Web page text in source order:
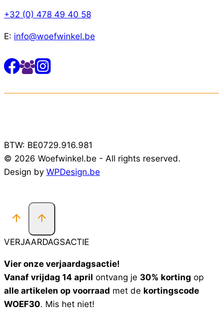
+32 (0) 478 49 40 58
E: info@woefwinkel.be
BTW: BE0729.916.981
© 2026 Woefwinkel.be - All rights reserved.
Design by WPDesign.be
VERJAARDAGSACTIE
Vier onze verjaardagsactie!
Vanaf vrijdag 14 april ontvang je 30% korting op
alle artikelen op voorraad met de kortingscode
WOEF30. Mis het niet!